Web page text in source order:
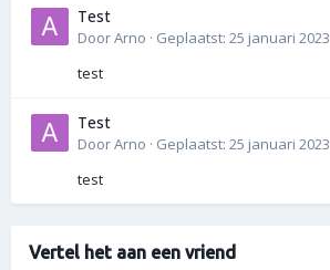
Test
DoorArno · Geplaatst: 25 januari 2023
test
Test
DoorArno · Geplaatst: 25 januari 2023
test
Vertel het aan een vriend